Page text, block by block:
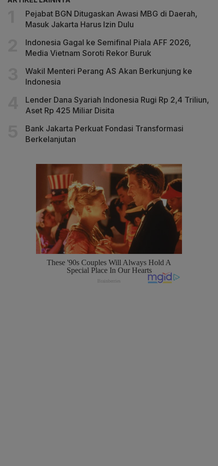
Pejabat BGN Ditugaskan Awasi MBG di Daerah,
Masuk Jakarta Harus Izin Dulu
Indonesia Gagal ke Semifinal Piala AFF 2026,
Media Vietnam Soroti Rekor Buruk
Wakil Menteri Perang AS Akan Berkunjung ke
Indonesia
Lender Dana Syariah Indonesia Rugi Rp 2,4 Triliun,
Aset Rp 425 Miliar Disita
Bank Jakarta Perkuat Fondasi Transformasi
Berkelanjutan